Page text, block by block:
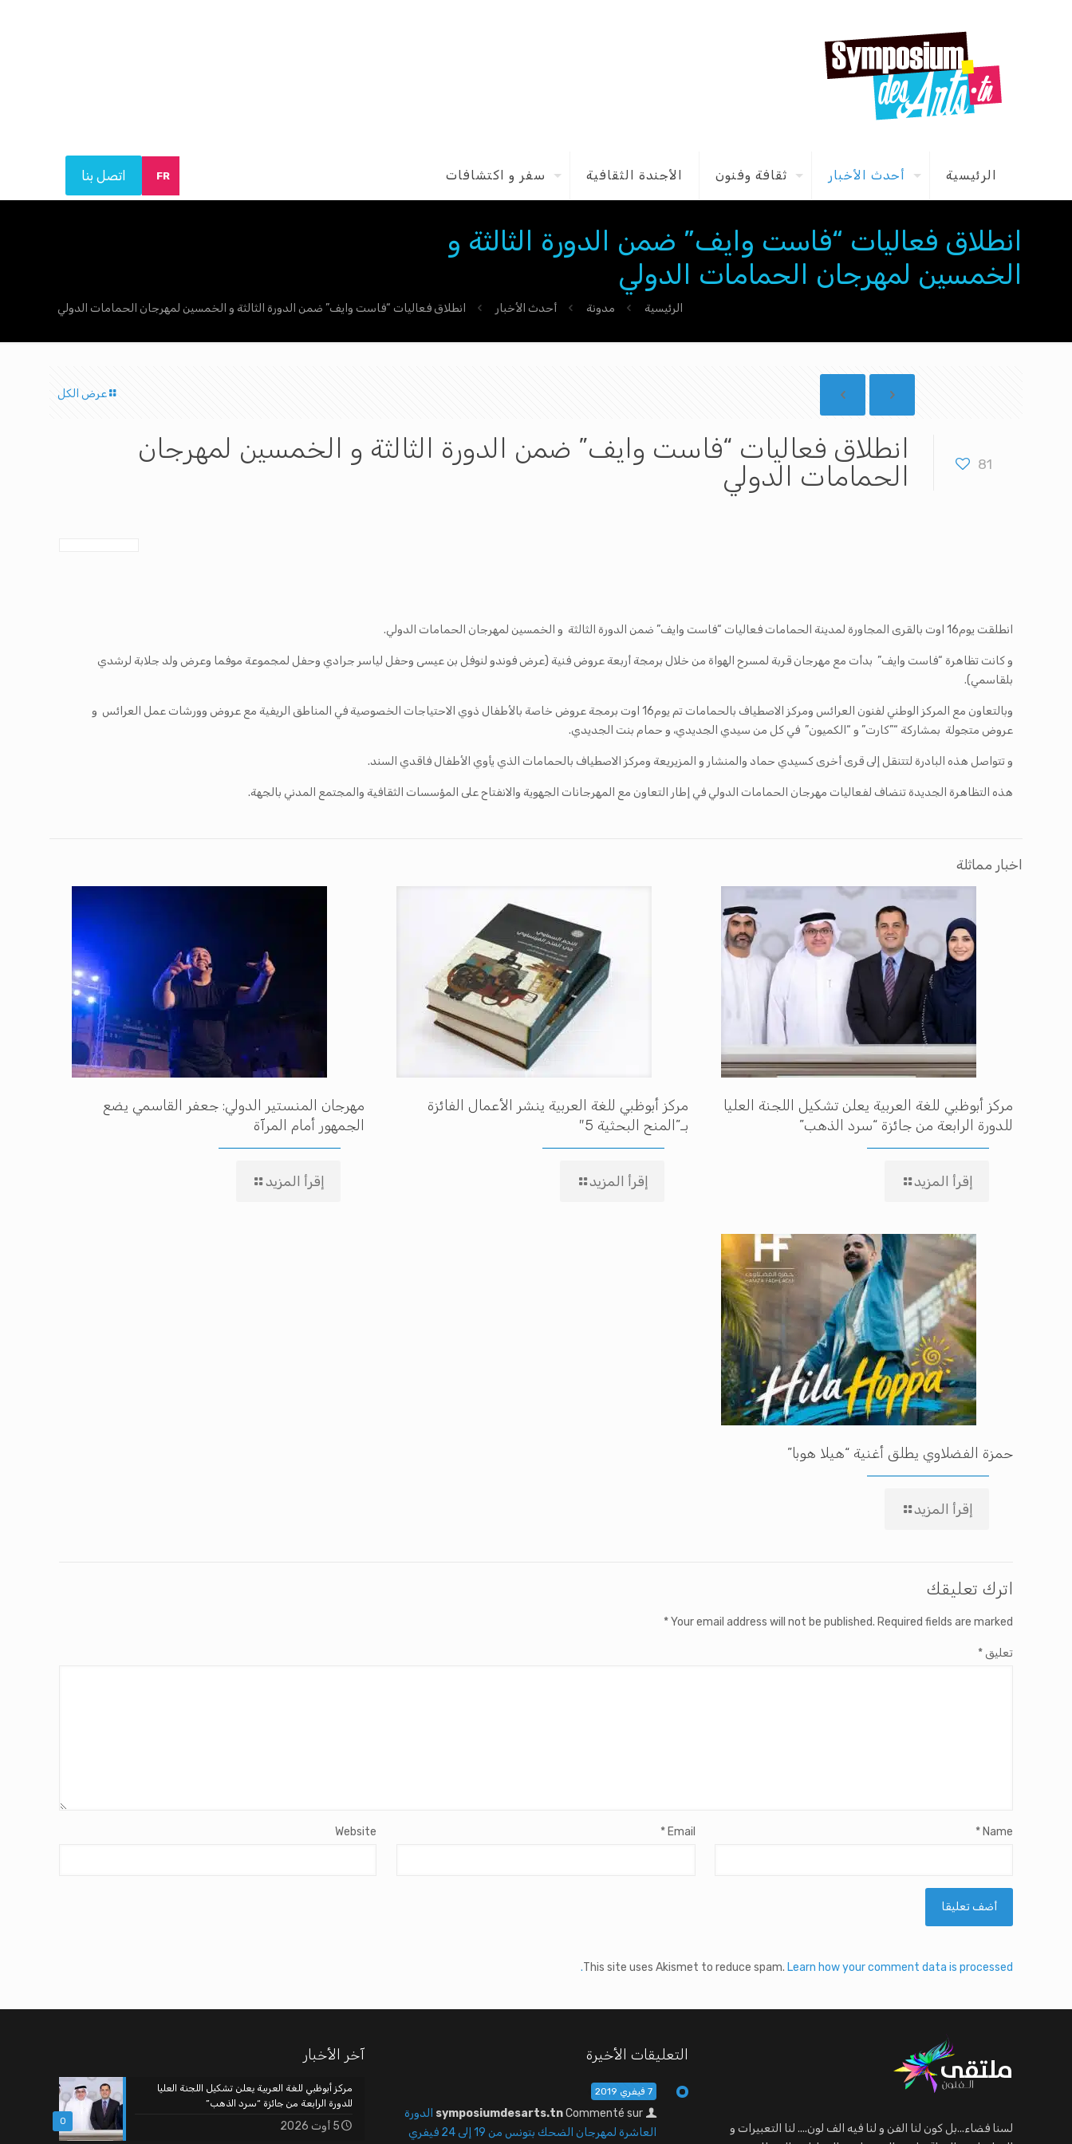
الرئيسية أحدث الأخبار ثقافة وفنون الأجندة الثقافية سفر و اكتشافات FR اتصل بنا
انطلاق فعاليات “فاست وايف” ضمن الدورة الثالثة و
الخمسين لمهرجان الحمامات الدولي
الرئيسية مدونة أحدث الأخبار انطلاق فعاليات “فاست وايف” ضمن الدورة الثالثة و الخمسين لمهرجان الحمامات الدولي
عرض الكل
81
انطلاق فعاليات “فاست وايف” ضمن الدورة الثالثة و الخمسين لمهرجان
الحمامات الدولي
انطلقت يوم16 اوت بالقرى المجاورة لمدينة الحمامات فعاليات “فاست وايف” ضمن الدورة الثالثة و الخمسين لمهرجان الحمامات الدولي.
و كانت تظاهرة “فاست وايف” بدأت مع مهرجان قربة لمسرح الهواة من خلال برمجة أربعة عروض فنية (عرض فوندو لنوفل بن عيسى وحفل لياسر جرادي وحفل لمجموعة موفما وعرض ولد جلابة لرشدي
بلقاسمي).
وبالتعاون مع المركز الوطني لفنون العرائس ومركز الاصطياف بالحمامات تم يوم16 اوت برمجة عروض خاصة بالأطفال ذوي الاحتياجات الخصوصية في المناطق الريفية مع عروض وورشات عمل العرائس و
عروض متجولة بمشاركة “”كارت” و “الكميون” في كل من سيدي الجديدي، و حمام بنت الجديدي.
و تتواصل هذه البادرة لتتنقل إلى قرى أخرى كسيدي حماد والمنشار و المزيريعة ومركز الاصطياف بالحمامات الذي يأوي الأطفال فاقدي السند.
هذه التظاهرة الجديدة تنضاف لفعاليات مهرجان الحمامات الدولي في إطار التعاون مع المهرجانات الجهوية والانفتاح على المؤسسات الثقافية والمجتمع المدني بالجهة.
اخبار مماثلة
مركز أبوظبي للغة العربية يعلن تشكيل اللجنة العليا
للدورة الرابعة من جائزة “سرد الذهب”
إقرأ المزيد
مركز أبوظبي للغة العربية ينشر الأعمال الفائزة
بـ”المنح البحثية 5″
إقرأ المزيد
مهرجان المنستير الدولي: جعفر القاسمي يضع
الجمهور أمام المرآة
إقرأ المزيد
حمزة الفضلاوي يطلق أغنية “هيلا هوبا”
إقرأ المزيد
اترك تعليقك
Your email address will not be published. Required fields are marked
*
تعليق *
Name
*
Email
*
Website
This site uses Akismet to reduce spam. Learn how your comment data is processed.
لسنا فضاء...بل كون لنا الفن و لنا فيه الف لون.... لنا التعبيرات و
التعليقات الأخيرة
7 فيفري 2019
symposiumdesarts.tnCommenté sur
الدورة
العاشرة لمهرجان الضحك بتونس من 19 إلى 24 فيفري
آخر الأخبار
0
مركز أبوظبي للغة العربية يعلن تشكيل اللجنة العليا
للدورة الرابعة من جائزة “سرد الذهب”
5 أوت 2026